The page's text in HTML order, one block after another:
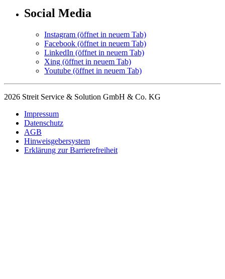
Social Media
Instagram (öffnet in neuem Tab)
Facebook (öffnet in neuem Tab)
LinkedIn (öffnet in neuem Tab)
Xing (öffnet in neuem Tab)
Youtube (öffnet in neuem Tab)
2026 Streit Service & Solution GmbH & Co. KG
Impressum
Datenschutz
AGB
Hinweisgebersystem
Erklärung zur Barrierefreiheit